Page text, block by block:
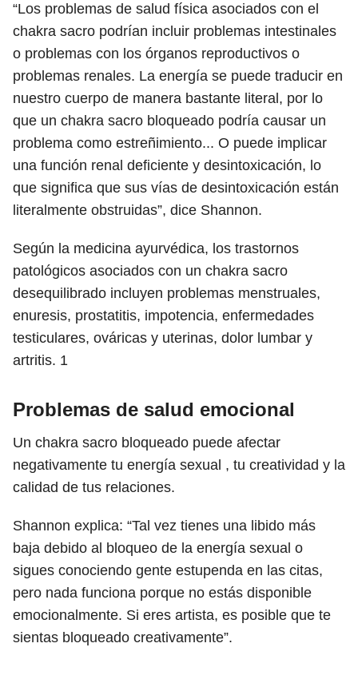
“Los problemas de salud física asociados con el
chakra sacro podrían incluir problemas intestinales
o problemas con los órganos reproductivos o
problemas renales. La energía se puede traducir en
nuestro cuerpo de manera bastante literal, por lo
que un chakra sacro bloqueado podría causar un
problema como estreñimiento... O puede implicar
una función renal deficiente y desintoxicación, lo
que significa que sus vías de desintoxicación están
literalmente obstruidas”, dice Shannon.
Según la medicina ayurvédica, los trastornos
patológicos asociados con un chakra sacro
desequilibrado incluyen problemas menstruales,
enuresis, prostatitis, impotencia, enfermedades
testiculares, ováricas y uterinas, dolor lumbar y
artritis. 1
Problemas de salud emocional
Un chakra sacro bloqueado puede afectar
negativamente tu energía sexual , tu creatividad y la
calidad de tus relaciones.
Shannon explica: “Tal vez tienes una libido más
baja debido al bloqueo de la energía sexual o
sigues conociendo gente estupenda en las citas,
pero nada funciona porque no estás disponible
emocionalmente. Si eres artista, es posible que te
sientas bloqueado creativamente”.